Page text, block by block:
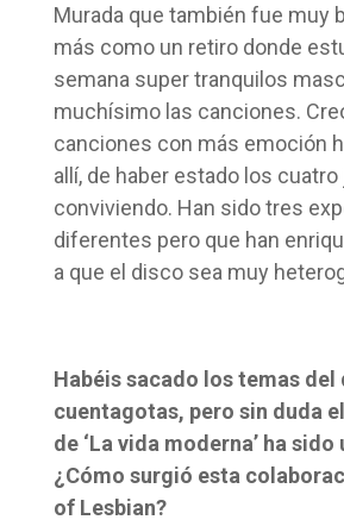
Murada que también fue muy
más como un retiro donde
semana super tranquilos
muchísimo las canciones.
canciones con más emoción
allí, de haber estado los
conviviendo. Han sido tres
diferentes pero que han
a que el disco sea muy
Habéis sacado los temas del
cuentagotas, pero sin duda
de ‘La vida moderna’ ha
¿Cómo surgió esta
of Lesbian?